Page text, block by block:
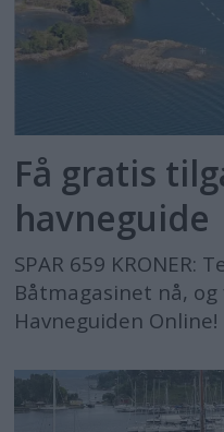
Få gratis
havneguide
SPAR 659 KRONER:
Båtmagasinet nå,
Havneguiden Online!